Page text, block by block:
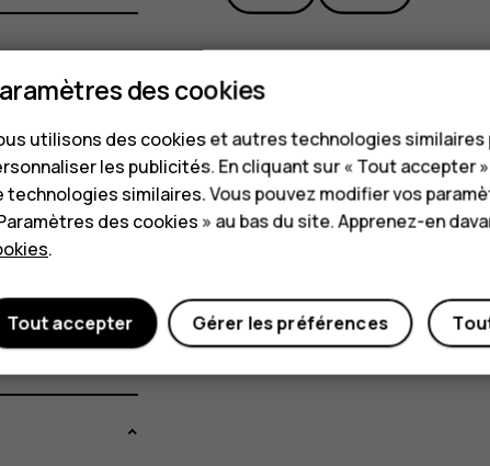
des cookies
utilisons des cookies et autres technologies
les publicités. En cliquant sur « Tout accepter
technologies similaires. Vous pouvez modifier vos
des cookies » au bas du site. Apprenez-en
.
Gérer les préférences
Tout accepter